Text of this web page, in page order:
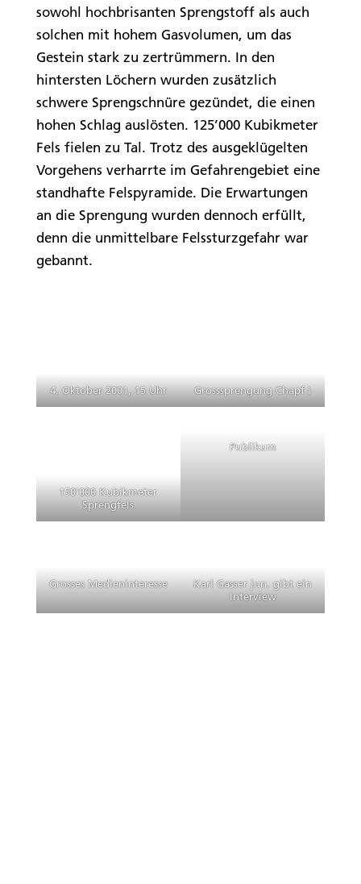
sowohl hochbrisanten Sprengstoff als auch
solchen mit hohem Gasvolumen, um das
Gestein stark zu zertrümmern. In den
hintersten Löchern wurden zusätzlich
schwere Sprengschnüre gezündet, die einen
hohen Schlag auslösten. 125’000 Kubikmeter
Fels fielen zu Tal. Trotz des ausgeklügelten
Vorgehens verharrte im Gefahrengebiet eine
standhafte Felspyramide. Die Erwartungen
an die Sprengung wurden dennoch erfüllt,
denn die unmittelbare Felssturzgefahr war
gebannt.
4. Oktober 2001, 15 Uhr Grosssprengung Chapf I
150’000 Kubikmeter
Sprengfels
Publikum
Grosses Medieninteresse
Karl Gasser jun. gibt ein
Interview